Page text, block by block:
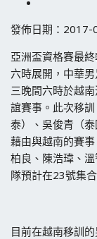
發佈日期：2017-
亞洲盃資格賽最
六時展開，中華
三晚間六時於越
誼賽事。此次移
泰）、吳俊青（
藉由與越南的賽
柏良、陳浩瑋、
隊預計在23號集
(
目前在越南移訓